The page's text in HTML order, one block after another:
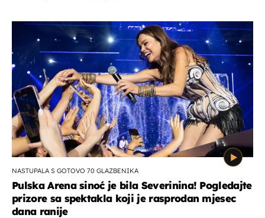
NASTUPALA S GOTOVO 70 GLAZBENIKA
Pulska Arena sinoć je bila Severinina! Pogledajte
prizore sa spektakla koji je rasprodan mjesec
dana ranije